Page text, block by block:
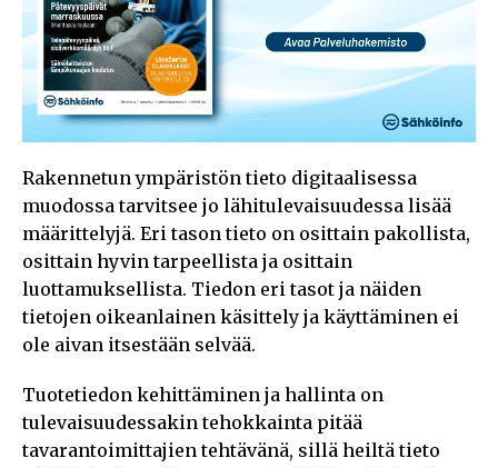
Rakennetun ympäristön tieto digitaalisessa
muodossa tarvitsee jo lähitulevaisuudessa lisää
määrittelyjä. Eri tason tieto on osittain pakollista,
osittain hyvin tarpeellista ja osittain
luottamuksellista. Tiedon eri tasot ja näiden
tietojen oikeanlainen käsittely ja käyttäminen ei
ole aivan itsestään selvää.
Tuotetiedon kehittäminen ja hallinta on
tulevaisuudessakin tehokkainta pitää
tavarantoimittajien tehtävänä, sillä heiltä tieto